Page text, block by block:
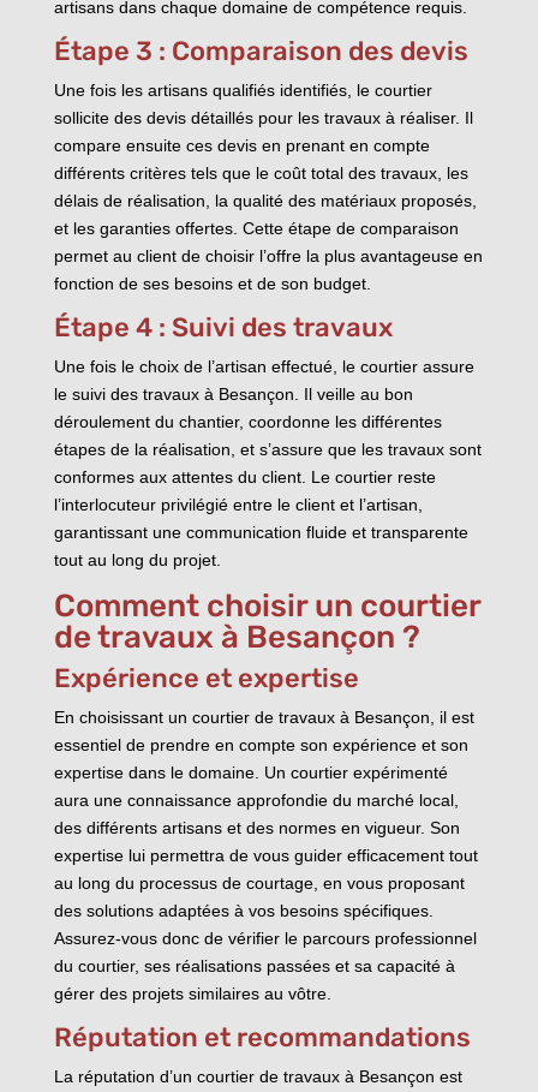
artisans dans chaque domaine de compétence requis.
Étape 3 : Comparaison des devis
Une fois les artisans qualifiés identifiés, le courtier
sollicite des devis détaillés pour les travaux à réaliser. Il
compare ensuite ces devis en prenant en compte
différents critères tels que le coût total des travaux, les
délais de réalisation, la qualité des matériaux proposés,
et les garanties offertes. Cette étape de comparaison
permet au client de choisir l’offre la plus avantageuse en
fonction de ses besoins et de son budget.
Étape 4 : Suivi des travaux
Une fois le choix de l’artisan effectué, le courtier assure
le suivi des travaux à Besançon. Il veille au bon
déroulement du chantier, coordonne les différentes
étapes de la réalisation, et s’assure que les travaux sont
conformes aux attentes du client. Le courtier reste
l’interlocuteur privilégié entre le client et l’artisan,
garantissant une communication fluide et transparente
tout au long du projet.
Comment choisir un courtier
de travaux à Besançon ?
Expérience et expertise
En choisissant un courtier de travaux à Besançon, il est
essentiel de prendre en compte son expérience et son
expertise dans le domaine. Un courtier expérimenté
aura une connaissance approfondie du marché local,
des différents artisans et des normes en vigueur. Son
expertise lui permettra de vous guider efficacement tout
au long du processus de courtage, en vous proposant
des solutions adaptées à vos besoins spécifiques.
Assurez-vous donc de vérifier le parcours professionnel
du courtier, ses réalisations passées et sa capacité à
gérer des projets similaires au vôtre.
Réputation et recommandations
La réputation d’un courtier de travaux à Besançon est